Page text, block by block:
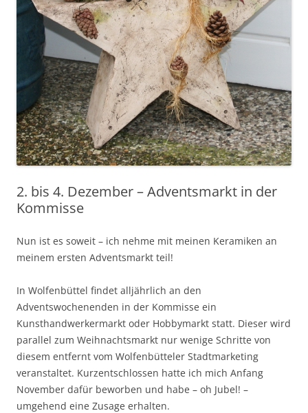
2. bis 4. Dezember – Adventsmarkt in der
Kommisse
Nun ist es soweit – ich nehme mit meinen Keramiken an
meinem ersten Adventsmarkt teil!
In Wolfenbüttel findet alljährlich an den
Adventswochenenden in der Kommisse ein
Kunsthandwerkermarkt oder Hobbymarkt statt. Dieser wird
parallel zum Weihnachtsmarkt nur wenige Schritte von
diesem entfernt vom Wolfenbütteler Stadtmarketing
veranstaltet. Kurzentschlossen hatte ich mich Anfang
November dafür beworben und habe – oh Jubel! –
umgehend eine Zusage erhalten.